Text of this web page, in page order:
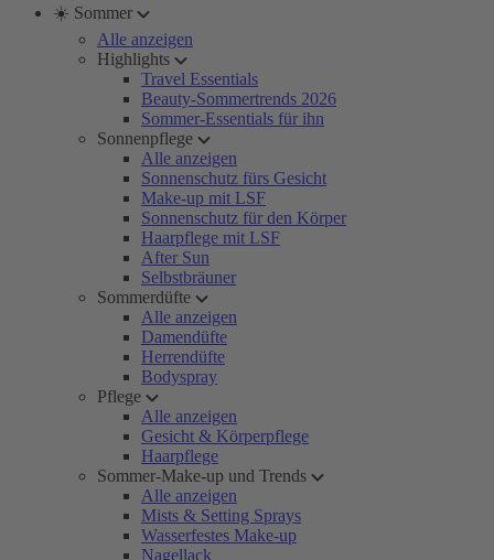
☀️ Sommer
Alle anzeigen
Highlights
Travel Essentials
Beauty-Sommertrends 2026
Sommer-Essentials für ihn
Sonnenpflege
Alle anzeigen
Sonnenschutz fürs Gesicht
Make-up mit LSF
Sonnenschutz für den Körper
Haarpflege mit LSF
After Sun
Selbstbräuner
Sommerdüfte
Alle anzeigen
Damendüfte
Herrendüfte
Bodyspray
Pflege
Alle anzeigen
Gesicht & Körperpflege
Haarpflege
Sommer-Make-up und Trends
Alle anzeigen
Mists & Setting Sprays
Wasserfestes Make-up
Nagellack